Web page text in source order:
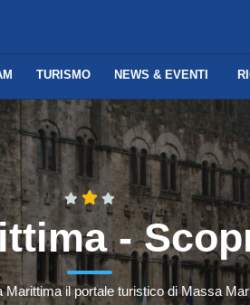
TURISMO NEWS & EVENTI
-
Marittima il portale turistico di Massa